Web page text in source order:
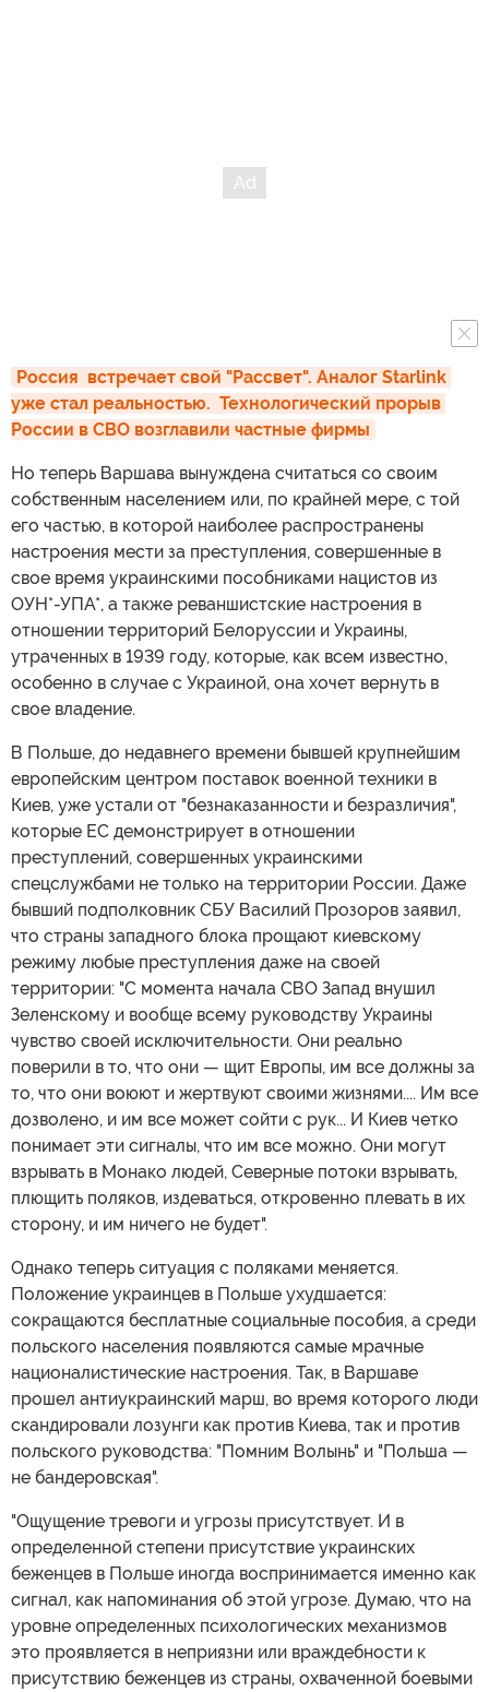
Россия  встречает свой "Рассвет". Аналог Starlink
уже стал реальностью.  Технологический прорыв
России в СВО возглавили частные фирмы
Но теперь Варшава вынуждена считаться со своим
собственным населением или, по крайней мере, с той
его частью, в которой наиболее распространены
настроения мести за преступления, совершенные в
свое время украинскими пособниками нацистов из
ОУН*-УПА*, а также реваншистские настроения в
отношении территорий Белоруссии и Украины,
утраченных в 1939 году, которые, как всем известно,
особенно в случае с Украиной, она хочет вернуть в
свое владение.
В Польше, до недавнего времени бывшей крупнейшим
европейским центром поставок военной техники в
Киев, уже устали от "безнаказанности и безразличия",
которые ЕС демонстрирует в отношении
преступлений, совершенных украинскими
спецслужбами не только на территории России. Даже
бывший подполковник СБУ Василий Прозоров заявил,
что страны западного блока прощают киевскому
режиму любые преступления даже на своей
территории: "С момента начала СВО Запад внушил
Зеленскому и вообще всему руководству Украины
чувство своей исключительности. Они реально
поверили в то, что они — щит Европы, им все должны за
то, что они воюют и жертвуют своими жизнями.... Им все
дозволено, и им все может сойти с рук... И Киев четко
понимает эти сигналы, что им все можно. Они могут
взрывать в Монако людей, Северные потоки взрывать,
плющить поляков, издеваться, откровенно плевать в их
сторону, и им ничего не будет".
Однако теперь ситуация с поляками меняется.
Положение украинцев в Польше ухудшается:
сокращаются бесплатные социальные пособия, а среди
польского населения появляются самые мрачные
националистические настроения. Так, в Варшаве
прошел антиукраинский марш, во время которого люди
скандировали лозунги как против Киева, так и против
польского руководства: "Помним Волынь" и "Польша —
не бандеровская".
"Ощущение тревоги и угрозы присутствует. И в
определенной степени присутствие украинских
беженцев в Польше иногда воспринимается именно как
сигнал, как напоминания об этой угрозе. Думаю, что на
уровне определенных психологических механизмов
это проявляется в неприязни или враждебности к
присутствию беженцев из страны, охваченной боевыми